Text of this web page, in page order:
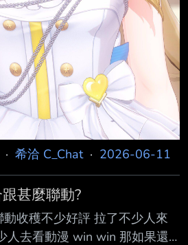
· 希洽 C_Chat· 2026-06-11
甚麼聯動?
收穫不少好評 拉了不少人來
人去看動漫 win win 那如果還